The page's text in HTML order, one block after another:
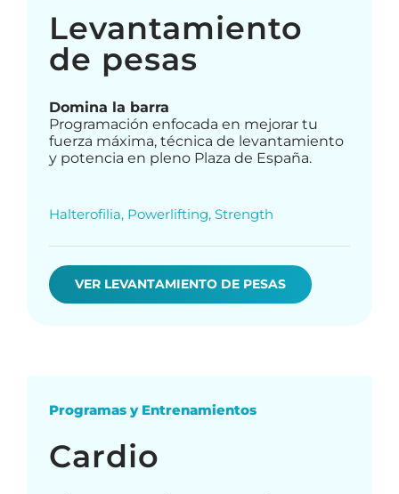
Levantamiento
de pesas
Domina la barra
Programación enfocada en mejorar tu
fuerza máxima, técnica de levantamiento
y potencia en pleno Plaza de España.
Halterofilia, Powerlifting, Strength
VER LEVANTAMIENTO DE PESAS
Programas y Entrenamientos
Cardio